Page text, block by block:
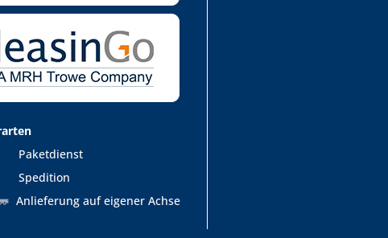
Paketdienst
Spedition
Anlieferung auf eigener Achse